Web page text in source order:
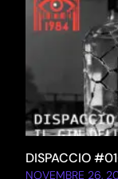
DISPACCIO
NOVEMBRE 26,